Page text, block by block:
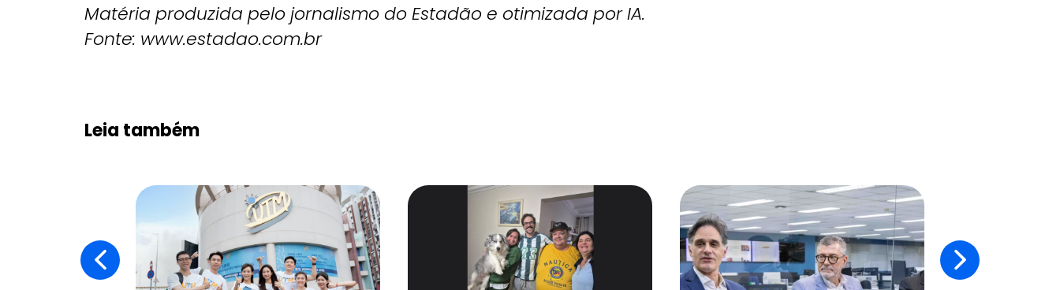
Matéria produzida pelo jornalismo do Estadão e otimizada por IA.
Fonte: www.estadao.com.br
Leia também